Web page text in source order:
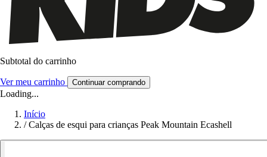
Subtotal do carrinho
Ver meu carrinho Continuar comprando
Loading...
Início
/ Calças de esqui para crianças Peak Mountain Ecashell